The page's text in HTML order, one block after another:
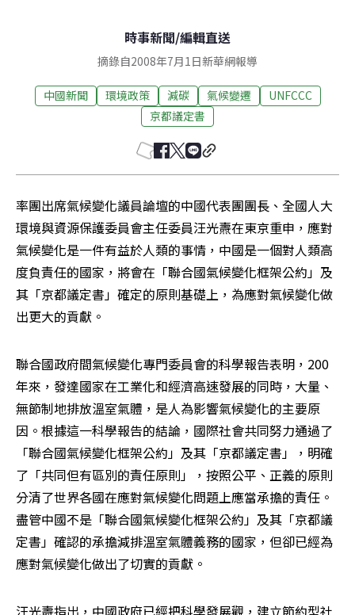
時事新聞/編輯直送
摘錄自2008年7月1日新華網報導
中國新聞 環境政策 減碳 氣候變遷
UNFCCC
京都議定書
率團出席氣候變化議員論壇的中國代表團團長、全國人大
環境與資源保護委員會主任委員汪光燾在東京重申，應對
氣候變化是一件有益於人類的事情，中國是一個對人類高
度負責任的國家，將會在「聯合國氣候變化框架公約」及
其「京都議定書」確定的原則基礎上，為應對氣候變化做
出更大的貢獻。
聯合國政府間氣候變化專門委員會的科學報告表明，200
年來，發達國家在工業化和經濟高速發展的同時，大量、
無節制地排放溫室氣體，是人為影響氣候變化的主要原
因。根據這一科學報告的結論，國際社會共同努力通過了
「聯合國氣候變化框架公約」及其「京都議定書」，明確
了「共同但有區別的責任原則」，按照公平、正義的原則
分清了世界各國在應對氣候變化問題上應當承擔的責任。
盡管中國不是「聯合國氣候變化框架公約」及其「京都議
定書」確認的承擔減排溫室氣體義務的國家，但卻已經為
應對氣候變化做出了切實的貢獻。
汪光燾指出，中國政府已經把科學發展觀，建立節約型社